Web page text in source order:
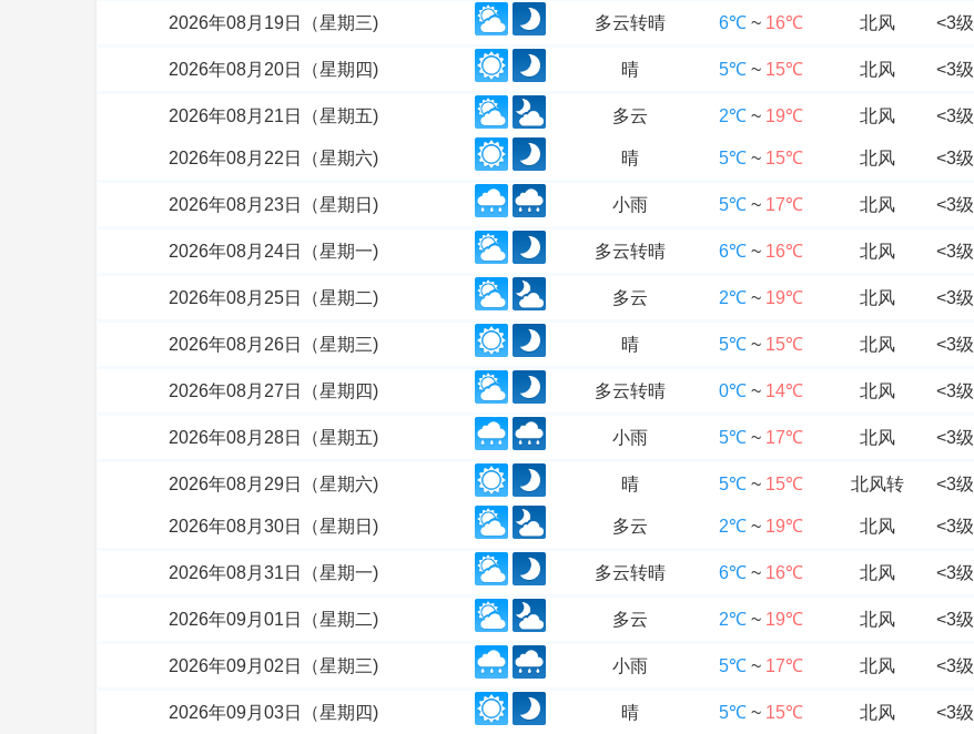
2026年08月19日（星期三) 多云转晴 6℃~ 16℃ 北风 <3级
2026年08月20日（星期四) 晴 5℃~ 15℃ 北风 <3级
2026年08月21日（星期五) 多云 2℃~ 19℃ 北风 <3级
2026年08月22日（星期六) 晴 5℃~ 15℃ 北风 <3级
2026年08月23日（星期日) 小雨 5℃~ 17℃ 北风 <3级
2026年08月24日（星期一) 多云转晴 6℃~ 16℃ 北风 <3级
2026年08月25日（星期二) 多云 2℃~ 19℃ 北风 <3级
2026年08月26日（星期三) 晴 5℃~ 15℃ 北风 <3级
2026年08月27日（星期四) 多云转晴 0℃~ 14℃ 北风 <3级
2026年08月28日（星期五) 小雨 5℃~ 17℃ 北风 <3级
2026年08月29日（星期六) 晴 5℃~ 15℃ 北风转 <3级
2026年08月30日（星期日) 多云 2℃~ 19℃ 北风 <3级
2026年08月31日（星期一) 多云转晴 6℃~ 16℃ 北风 <3级
2026年09月01日（星期二) 多云 2℃~ 19℃ 北风 <3级
2026年09月02日（星期三) 小雨 5℃~ 17℃ 北风 <3级
2026年09月03日（星期四) 晴 5℃~ 15℃ 北风 <3级